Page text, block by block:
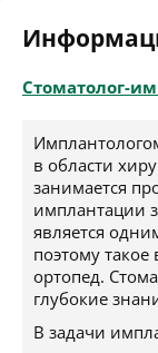
Стоматолог-
в области
занимается
имплантации
является
поэтому
ортопед.
глубокие
В задачи